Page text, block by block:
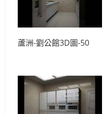
蘆洲-劉公館3D圖-50